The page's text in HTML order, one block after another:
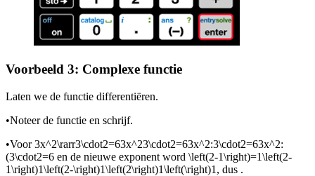
Voorbeeld 3: Complexe functie
Laten we de functie differentiëren.
•Noteer de functie en schrijf.
•Voor3x^2\rarr3\cdot2=63x^23\cdot2=63x^2:3\cdot2=63x^2:
(3\cdot2=6 en de nieuwe exponent word \left(2-1\right)=1\left(2-
1\right)1\left(2-\right)1\left(2\right)1\left(\right)1 , dus .